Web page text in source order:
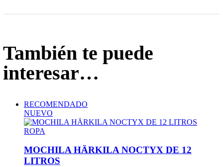
También te puede
interesar…
RECOMENDADO
NUEVO
ROPA
MOCHILA HÄRKILA NOCTYX DE 12
LITROS